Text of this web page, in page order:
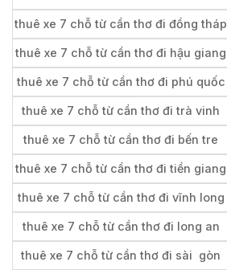
thuê xe 7 chỗ từ cần thơ đi đồng tháp
thuê xe 7 chỗ từ cần thơ đi hậu giang
thuê xe 7 chỗ từ cần thơ đi phú quốc
thuê xe 7 chỗ từ cần thơ đi trà vinh
thuê xe 7 chỗ từ cần thơ đi bến tre
thuê xe 7 chỗ từ cần thơ đi tiền giang
thuê xe 7 chỗ từ cần thơ đi vĩnh long
thuê xe 7 chỗ từ cần thơ đi long an
thuê xe 7 chỗ từ cần thơ đi sài gòn